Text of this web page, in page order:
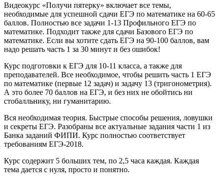
Видеокурс «Получи пятерку» включает все темы,
необходимые для успешной сдачи ЕГЭ по математике на 60-65
баллов. Полностью все задачи 1-13 Профильного ЕГЭ по
математике. Подходит также для сдачи Базового ЕГЭ по
математике. Если вы хотите сдать ЕГЭ на 90-100 баллов, вам
надо решать часть 1 за 30 минут и без ошибок!
Курс подготовки к ЕГЭ для 10-11 класса, а также для
преподавателей. Все необходимое, чтобы решить часть 1 ЕГЭ
по математике (первые 12 задач) и задачу 13 (тригонометрия).
А это более 70 баллов на ЕГЭ, и без них не обойтись ни
стобалльнику, ни гуманитарию.
Вся необходимая теория. Быстрые способы решения, ловушки
и секреты ЕГЭ. Разобраны все актуальные задания части 1 из
Банка заданий ФИПИ. Курс полностью соответствует
требованиям ЕГЭ-2018.
Курс содержит 5 больших тем, по 2,5 часа каждая. Каждая
тема дается с нуля, просто и понятно.